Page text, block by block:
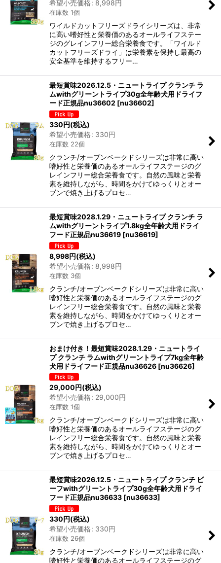
希望小売価格: 8,998円
在庫数 1個
ワイルドカットフリーズドライシリーズは、非常
に高い嗜好性と栄養価のあるオールライフステー
ジのグレインフリー総合栄養食です。「ワイルド
カットフリーズドライ」は栄養素を保持し最高の
安全基準を維持するフリー…
最短賞味2026.12.5・ニュートライプ クランチ ラ
ムwithグリーントライプ30g全年齢犬用ドライフ
ード正規品nu36602 [nu36602]
330円(税込)
希望小売価格: 330円
在庫数 22個
クランチ/オーブンベークドシリーズは非常に高い
嗜好性と栄養価のあるオールライフステージのグ
レインフリー総合栄養食です。自然の風味と栄養
素を維持しながら、時間をかけてゆっくりとオー
ブンで焼き上げるプロセ…
最短賞味2028.1.29・ニュートライプ クランチ ラ
ムwithグリーントライプ1.8kg全年齢犬用ドライ
フード正規品nu36619 [nu36619]
8,998円(税込)
希望小売価格: 8,998円
在庫数 3個
クランチ/オーブンベークドシリーズは非常に高い
嗜好性と栄養価のあるオールライフステージのグ
レインフリー総合栄養食です。自然の風味と栄養
素を維持しながら、時間をかけてゆっくりとオー
ブンで焼き上げるプロセ…
おまけ付き！最短賞味2028.1.29・ニュートライ
プ クランチ ラムwithグリーントライプ7kg全年齢
犬用ドライフード正規品nu36626 [nu36626]
29,000円(税込)
希望小売価格: 29,000円
在庫数 1個
クランチ/オーブンベークドシリーズは非常に高い
嗜好性と栄養価のあるオールライフステージのグ
レインフリー総合栄養食です。自然の風味と栄養
素を維持しながら、時間をかけてゆっくりとオー
ブンで焼き上げるプロセ…
最短賞味2026.12.5・ニュートライプ クランチ ビ
ーフwithグリーントライプ30g全年齢犬用ドライ
フード正規品nu36633 [nu36633]
330円(税込)
希望小売価格: 330円
在庫数 26個
クランチ/オーブンベークドシリーズは非常に高い
嗜好性と栄養価のあるオールライフステージのグ